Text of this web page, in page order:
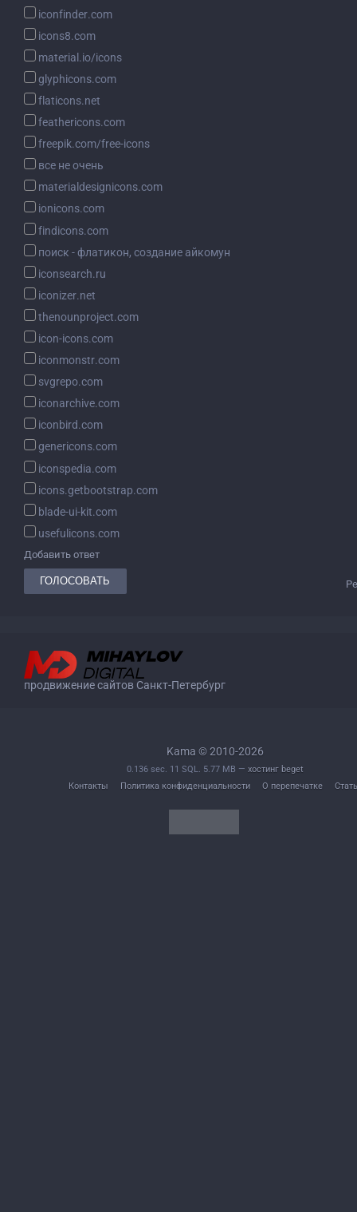
iconfinder.com
icons8.com
material.io/icons
glyphicons.com
flaticons.net
feathericons.com
freepik.com/free-icons
все не очень
materialdesignicons.com
ionicons.com
findicons.com
поиск - флатикон, создание айкомун
iconsearch.ru
iconizer.net
thenounproject.com
icon-icons.com
iconmonstr.com
svgrepo.com
iconarchive.com
iconbird.com
genericons.com
iconspedia.com
icons.getbootstrap.com
blade-ui-kit.com
usefulicons.com
Добавить ответ
продвижение сайтов Санкт-Петербург
Kama © 2010-2026
0.136 sec. 11 SQL. 5.77 MB — хостинг beget
Контакты
Политика конфиденциальности О перепечатке